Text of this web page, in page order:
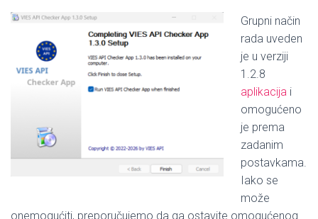
Grupni način
rada uveden
je u verziji
1.2.8
aplikacija i
omogućeno
je prema
zadanim
postavkama.
Iako se
može
onemogućiti, preporučujemo da ga ostavite omogućenog